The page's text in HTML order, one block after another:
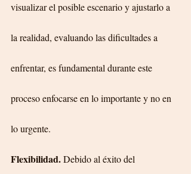
visualizar el posible escenario y ajustarlo a
la realidad, evaluando las dificultades a
enfrentar, es fundamental durante este
proceso enfocarse en lo importante y no en
lo urgente.
Flexibilidad. Debido al éxito del